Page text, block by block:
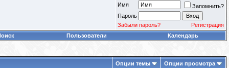
Имя
Запомнить?
Пароль
Забыли пароль?
Регистрация
Пользователи Календарь
Опции темы Опции просмотра